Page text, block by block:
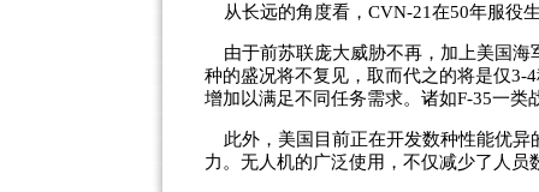
从长远的角度看，CVN-21在50年服役
由于前苏联庞大威胁不再，加上美国海
种的盛况将不复见，取而代之的将是仅3-
增加以满足不同任务需求。诸如F-35一
此外，美国目前正在开发数种性能优异
力。无人机的广泛使用，不仅减少了人